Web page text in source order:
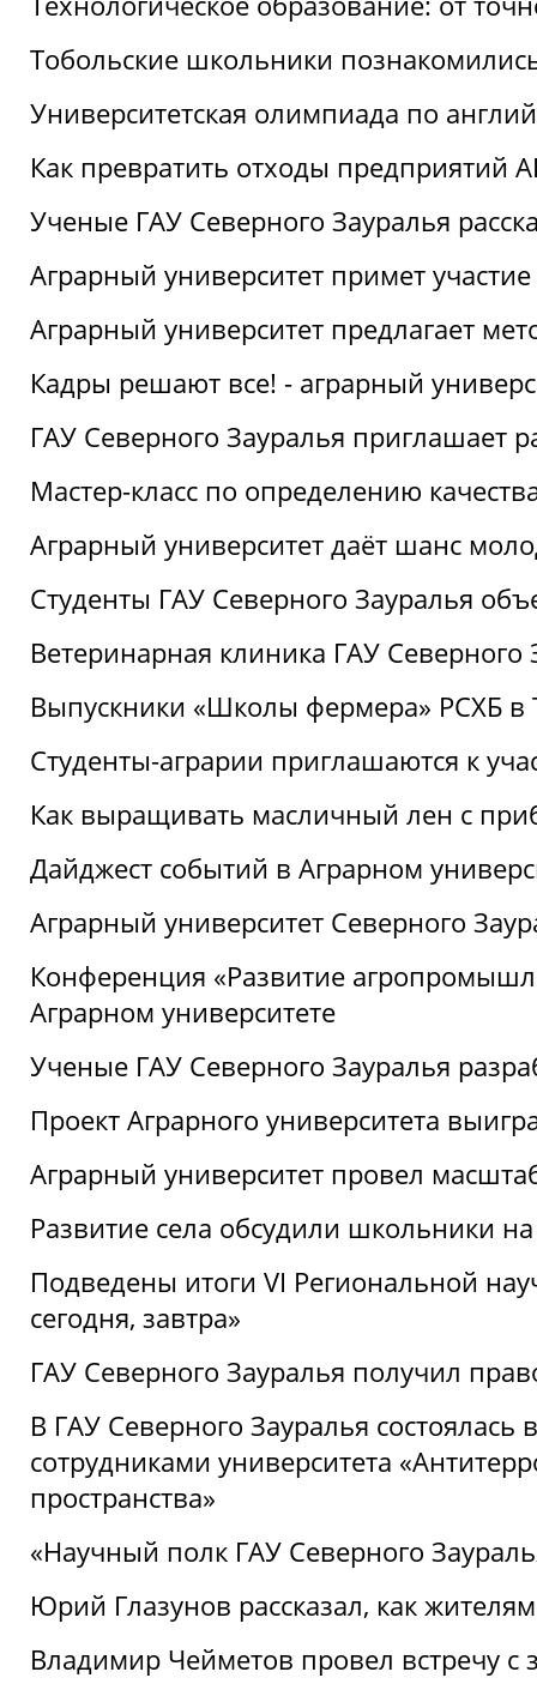
Тобольские школьники
Университетская олимпиада по
Как превратить отходы предприятий
Ученые ГАУ Северного Зауралья
Аграрный университет примет
Аграрный университет предлагает
Кадры решают все! - аграрный
ГАУ Северного Зауралья приглашает
Мастер-класс по определению
Аграрный университет даёт шанс
Студенты ГАУ Северного Зауралья
Ветеринарная клиника ГАУ Северного
Выпускники «Школы фермера» РСХБ
Студенты-аграрии приглашаются к
Как выращивать масличный лен с
Дайджест событий в Аграрном
Аграрный университет Северного
Конференция «Развитие
Аграрном университете
Ученые ГАУ Северного Зауралья
Проект Аграрного университета
Аграрный университет провел
Развитие села обсудили школьники
Подведены итоги VI Региональной
сегодня, завтра»
ГАУ Северного Зауралья получил
В ГАУ Северного Зауралья состоялась
сотрудниками университета
пространства»
«Научный полк ГАУ Северного
Юрий Глазунов рассказал, как
Владимир Чейметов провел встречу